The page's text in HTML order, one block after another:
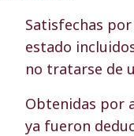
Satisfechas
estado
no tratarse de
Obtenidas por
ya fueron